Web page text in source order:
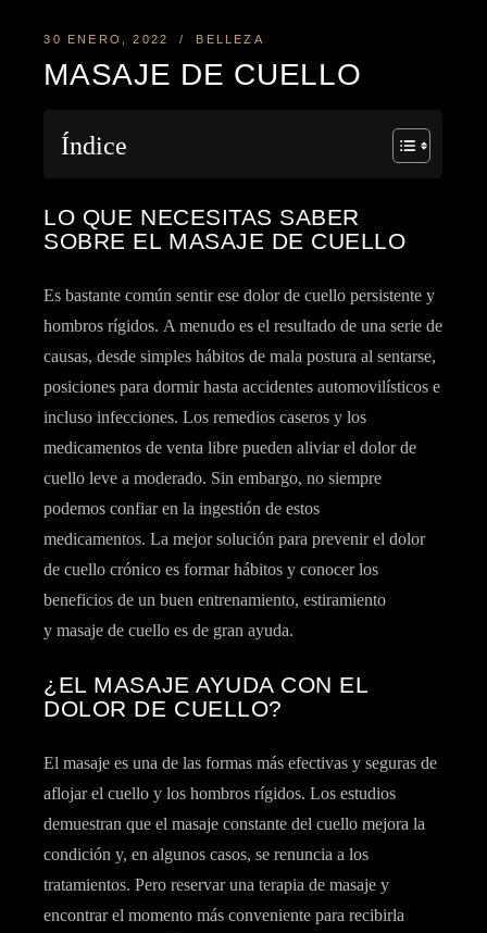
30 ENERO, 2022 BELLEZA
MASAJE DE CUELLO
Índice
LO QUE NECESITAS SABER
SOBRE EL MASAJE DE CUELLO
Es bastante común sentir ese dolor de cuello persistente y
hombros rígidos. A menudo es el resultado de una serie de
causas, desde simples hábitos de mala postura al sentarse,
posiciones para dormir hasta accidentes automovilísticos e
incluso infecciones. Los remedios caseros y los
medicamentos de venta libre pueden aliviar el dolor de
cuello leve a moderado. Sin embargo, no siempre
podemos confiar en la ingestión de estos
medicamentos. La mejor solución para prevenir el dolor
de cuello crónico es formar hábitos y conocer los
beneficios de un buen entrenamiento, estiramiento
ymasaje de cuelloes de gran ayuda.
¿EL MASAJE AYUDA CON EL
DOLOR DE CUELLO?
El masaje es una de las formas más efectivas y seguras de
aflojar el cuello y los hombros rígidos. Los estudios
demuestran que el masaje constante del cuello mejora la
condición y, en algunos casos, se renuncia a los
tratamientos. Pero reservar una terapia de masaje y
encontrar el momento más conveniente para recibirla